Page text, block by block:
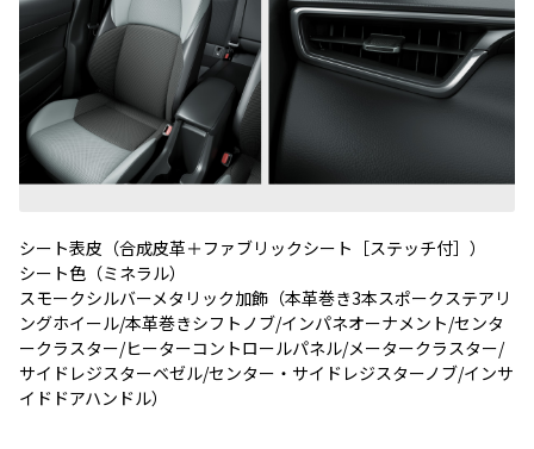
シート表皮（合成皮革＋ファブリックシート［ステッチ付］）
シート色（ミネラル）
スモークシルバーメタリック加飾（本革巻き3本スポークステアリ
ングホイール/本革巻きシフトノブ/インパネオーナメント/センタ
ークラスター/ヒーターコントロールパネル/メータークラスター/
サイドレジスターベゼル/センター・サイドレジスターノブ/インサ
イドドアハンドル）